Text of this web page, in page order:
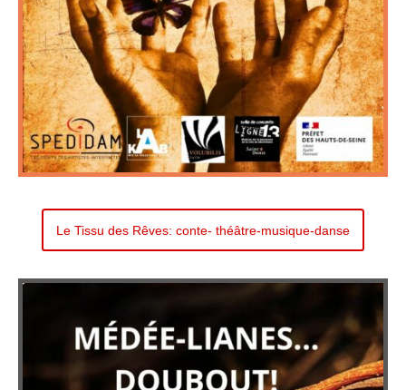
Le Tissu des Rêves: conte- théâtre-musique-danse